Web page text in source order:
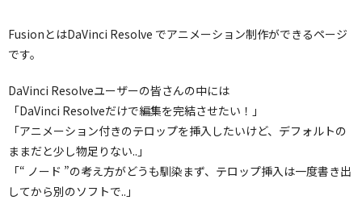
FusionとはDaVinci Resolve でアニメーション制作ができるページ
です。
DaVinci Resolveユーザーの皆さんの中には
「DaVinci Resolveだけで編集を完結させたい！」
「アニメーション付きのテロップを挿入したいけど、デフォルトの
ままだと少し物足りない..」
「“ ノード ”の考え方がどうも馴染まず、テロップ挿入は一度書き出
してから別のソフトで..」